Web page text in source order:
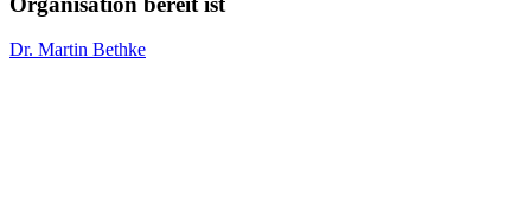
ob
Dr. Martin Bethke